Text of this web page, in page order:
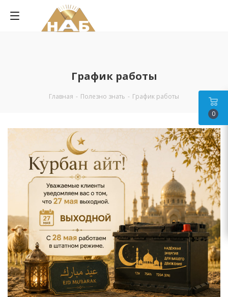
График работы
Главная - Полезно знать - График работы
0